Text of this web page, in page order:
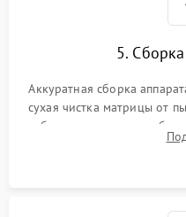
5.
Аккуратная сборка
сухая чистка матрицы от
рабочего отрезка,
экспозамера с